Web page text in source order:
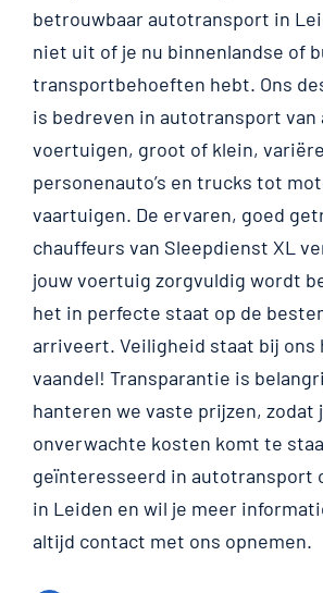
betrouwbaar autotransport in
niet uit of je nu binnenlandse of
transportbehoeften hebt. Ons
is bedreven in autotransport van
voertuigen, groot of klein,
personenauto’s en trucks tot
vaartuigen. De ervaren, goed
chauffeurs van Sleepdienst XL
jouw voertuig zorgvuldig wordt
het in perfecte staat op de
arriveert. Veiligheid staat bij ons
vaandel! Transparantie is
hanteren we vaste prijzen, zodat
onverwachte kosten komt te
geïnteresseerd in autotransport
in Leiden en wil je meer
altijd contact met ons opnemen.